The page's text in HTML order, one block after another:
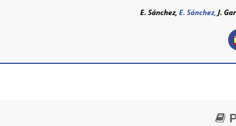
E. Sánchez, E. Sánchez, J.